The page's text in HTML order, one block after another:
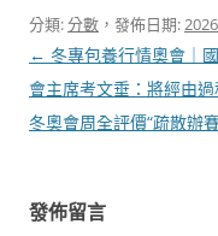
分類:分數 ，發佈日期:
文
章
導
← 冬專包養行情奧會｜
會主席考文垂：將經由
冬奧會周全評價“疏散辦
發佈留言